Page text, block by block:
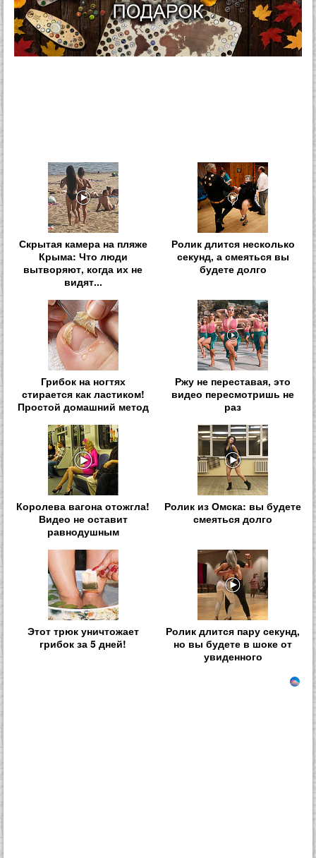
Скрытая камера на пляже
Крыма: Что люди
вытворяют, когда их не
видят...
Ролик длится несколько
секунд, а смеяться вы
будете долго
Грибок на ногтях
стирается как ластиком!
Простой домашний метод
Ржу не переставая, это
видео пересмотришь не
раз
Королева вагона отожгла!
Видео не оставит
равнодушным
Ролик из Омска: вы будете
смеяться долго
Этот трюк уничтожает
грибок за 5 дней!
Ролик длится пару секунд,
но вы будете в шоке от
увиденного